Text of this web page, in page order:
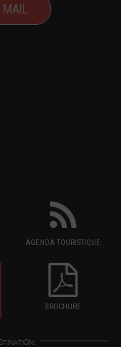
AGENDA TOURISTIQUE
BROCHURE